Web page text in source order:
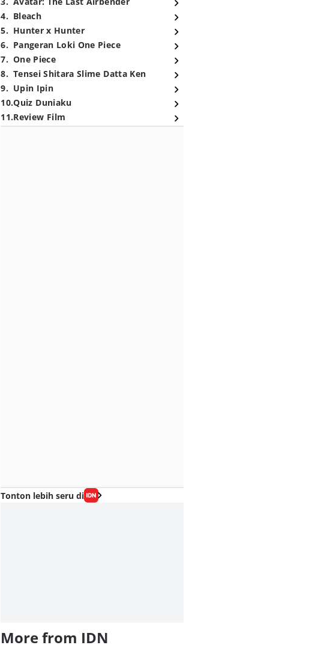
4. Bleach
5. Hunter x Hunter
6. Pangeran Loki One Piece
7. One Piece
8. Tensei Shitara Slime Datta Ken
9. Upin Ipin
10.Quiz Duniaku
11.Review Film
Tonton lebih seru di
More from IDN